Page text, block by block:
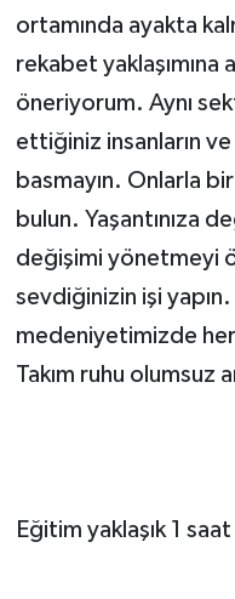
ortamında ayakta
rekabet yaklaşımına
öneriyorum. Aynı
ettiğiniz insanların
basmayın. Onlarla
bulun. Yaşantınıza
değişimi yönetmeyi
sevdiğinizin işi
medeniyetimizde her
Takım ruhu olumsuz
Eğitim yaklaşık 1